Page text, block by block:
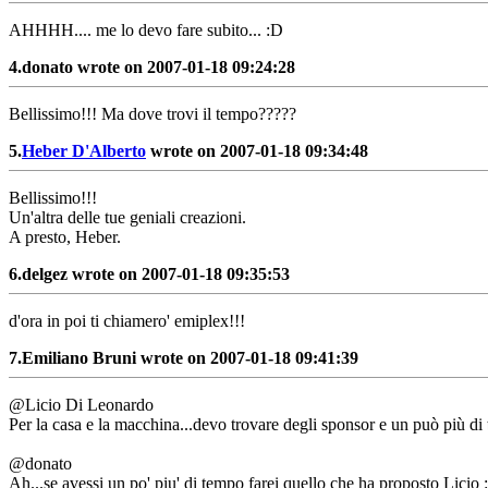
AHHHH.... me lo devo fare subito... :D
4.donato wrote on 2007-01-18 09:24:28
Bellissimo!!! Ma dove trovi il tempo?????
5.Heber D'Alberto wrote on 2007-01-18 09:34:48
Bellissimo!!!
Un'altra delle tue geniali creazioni.
A presto, Heber.
6.delgez wrote on 2007-01-18 09:35:53
d'ora in poi ti chiamero' emiplex!!!
7.Emiliano Bruni wrote on 2007-01-18 09:41:39
@Licio Di Leonardo
Per la casa e la macchina...devo trovare degli sponsor e un può più
@donato
Ah...se avessi un po' piu' di tempo farei quello che ha proposto Licio